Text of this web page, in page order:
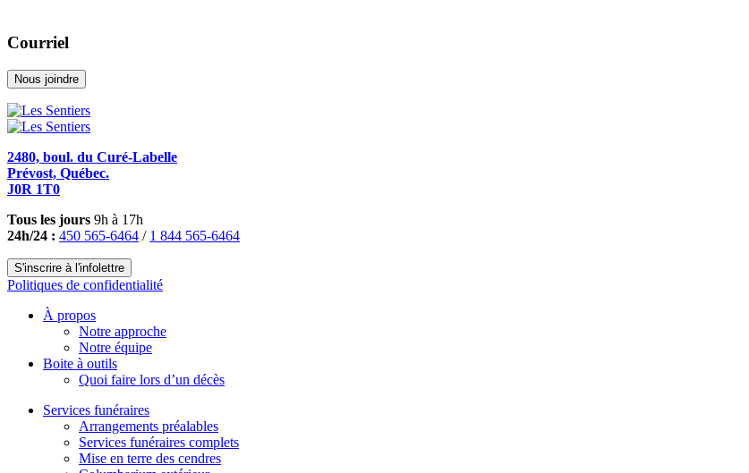
Courriel
Nous joindre
2480, boul. du Curé-Labelle
Prévost, Québec.
J0R 1T0
Tous les jours 9h à 17h
24h/24 : 450 565-6464 / 1 844 565-6464
S'inscrire à l'infolettre
Politiques de confidentialité
À propos
Notre approche
Notre équipe
Boite à outils
Quoi faire lors d’un décès
Services funéraires
Arrangements préalables
Services funéraires complets
Mise en terre des cendres